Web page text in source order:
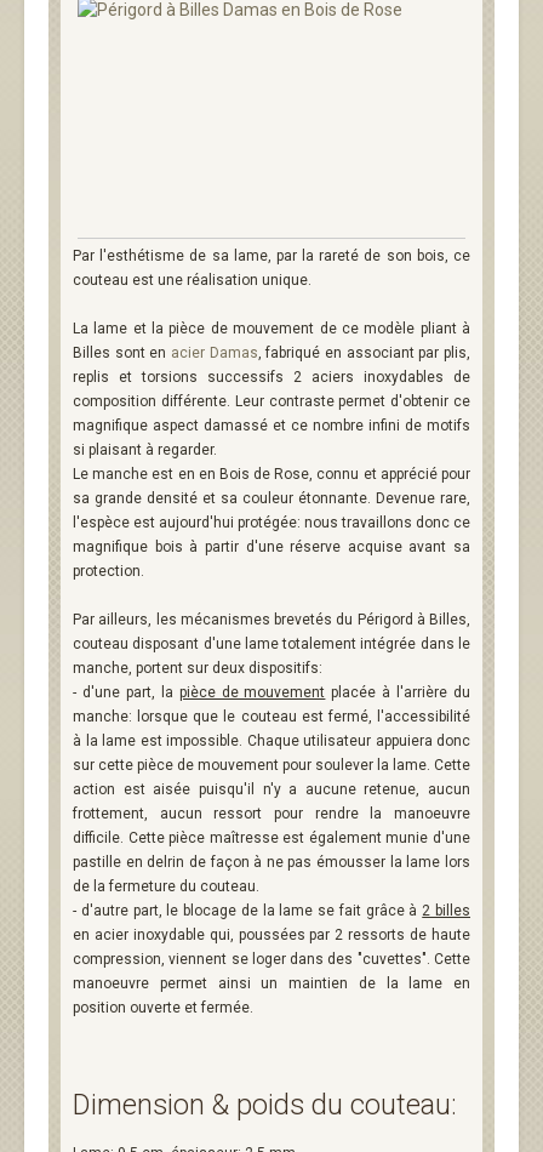
Par l'esthétisme de sa lame, par la rareté de son bois, ce
couteau est une réalisation unique.
La lame et la pièce de mouvement de ce modèle pliant à
Billes sont en acier Damas, fabriqué en associant par plis,
replis et torsions successifs 2 aciers inoxydables de
composition différente. Leur contraste permet d'obtenir ce
magnifique aspect damassé et ce nombre infini de motifs
si plaisant à regarder.
Le manche est en en Bois de Rose, connu et apprécié pour
sa grande densité et sa couleur étonnante. Devenue rare,
l'espèce est aujourd'hui protégée: nous travaillons donc ce
magnifique bois à partir d'une réserve acquise avant sa
protection.
Par ailleurs, les mécanismes brevetés du Périgord à Billes,
couteau disposant d'une lame totalement intégrée dans le
manche, portent sur deux dispositifs:
- d'une part, la pièce de mouvement placée à l'arrière du
manche: lorsque que le couteau est fermé, l'accessibilité
à la lame est impossible. Chaque utilisateur appuiera donc
sur cette pièce de mouvement pour soulever la lame. Cette
action est aisée puisqu'il n'y a aucune retenue, aucun
frottement, aucun ressort pour rendre la manoeuvre
difficile. Cette pièce maîtresse est également munie d'une
pastille en delrin de façon à ne pas émousser la lame lors
de la fermeture du couteau.
- d'autre part, le blocage de la lame se fait grâce à 2 billes
en acier inoxydable qui, poussées par 2 ressorts de haute
compression, viennent se loger dans des "cuvettes". Cette
manoeuvre permet ainsi un maintien de la lame en
position ouverte et fermée.
Dimension & poids du couteau: